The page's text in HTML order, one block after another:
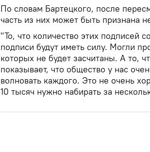
По словам Бартецкого, после
часть из них может быть признана
"То, что количество этих подписей
подписи будут иметь силу. Могли
которых не будет засчитаны. А то,
показывает, что общество у нас
волновать каждого. Это не очень
10 тысяч нужно набирать за